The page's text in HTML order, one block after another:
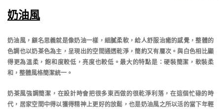
奶油風
奶油風，顧名思義就是像奶油一樣，細膩柔軟，給人舒服治癒的感覺，整體的
色調也以奶茶色為主，呈現出的空間通透乾淨，簡約又有層次。與白色相比顯
得更為溫柔，飽和度較低，亮度也較低。最大的特點是：硬裝簡潔，軟裝柔
和，整體風格簡潔統一。
奶茶風強調簡潔，在設計時會把很多東西做的很乾淨利落，在這個忙碌的時
代，居家空間中得以獲得精神上更好的放鬆，也是奶油風之所以活的當下年輕